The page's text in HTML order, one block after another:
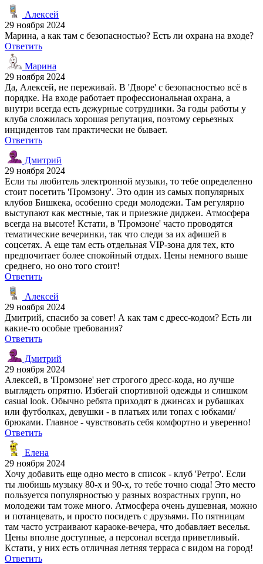
Алексей
29 ноября 2024
Марина, а как там с безопасностью? Есть ли охрана на входе?
Ответить
Марина
29 ноября 2024
Да, Алексей, не переживай. В 'Дворе' с безопасностью всё в
порядке. На входе работает профессиональная охрана, а
внутри всегда есть дежурные сотрудники. За годы работы у
клуба сложилась хорошая репутация, поэтому серьезных
инцидентов там практически не бывает.
Ответить
Дмитрий
29 ноября 2024
Если ты любитель электронной музыки, то тебе определенно
стоит посетить 'Промзону'. Это один из самых популярных
клубов Бишкека, особенно среди молодежи. Там регулярно
выступают как местные, так и приезжие диджеи. Атмосфера
всегда на высоте! Кстати, в 'Промзоне' часто проводятся
тематические вечеринки, так что следи за их афишей в
соцсетях. А еще там есть отдельная VIP-зона для тех, кто
предпочитает более спокойный отдых. Цены немного выше
среднего, но оно того стоит!
Ответить
Алексей
29 ноября 2024
Дмитрий, спасибо за совет! А как там с дресс-кодом? Есть ли
какие-то особые требования?
Ответить
Дмитрий
29 ноября 2024
Алексей, в 'Промзоне' нет строгого дресс-кода, но лучше
выглядеть опрятно. Избегай спортивной одежды и слишком
casual look. Обычно ребята приходят в джинсах и рубашках
или футболках, девушки - в платьях или топах с юбками/
брюками. Главное - чувствовать себя комфортно и уверенно!
Ответить
Елена
29 ноября 2024
Хочу добавить еще одно место в список - клуб 'Ретро'. Если
ты любишь музыку 80-х и 90-х, то тебе точно сюда! Это место
пользуется популярностью у разных возрастных групп, но
молодежи там тоже много. Атмосфера очень душевная, можно
и потанцевать, и просто посидеть с друзьями. По пятницам
там часто устраивают караоке-вечера, что добавляет веселья.
Цены вполне доступные, а персонал всегда приветливый.
Кстати, у них есть отличная летняя терраса с видом на город!
Ответить